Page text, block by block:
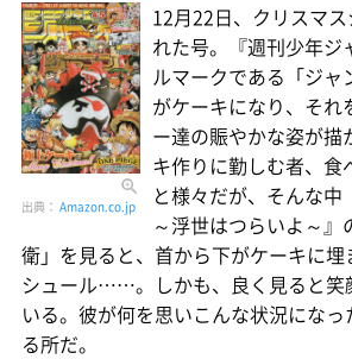
出典： Amazon.co.jp
12月22日、クリスマ
れた号。『週刊少年ジ
ルマークである「ジャ
がケーキになり、それ
ー達の賑やかな姿が描
キ作りに勤しむ者、食
と様々だが、そんな
～浮世はつらいよ～』
衛」を見ると、首から下がケーキに
シュール……。しかも、良く見ると笑
いる。彼が何を思いこんな状況にな
る所だ。